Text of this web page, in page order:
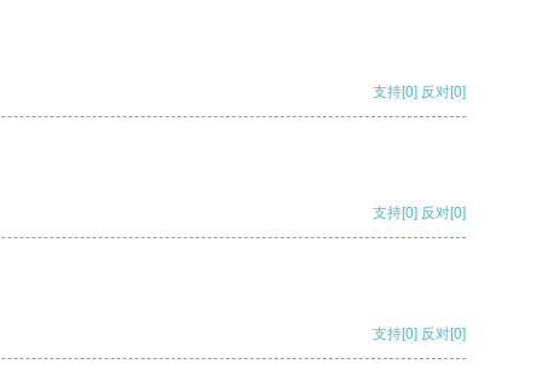
支持[0] 反对[0]
支持[0] 反对[0]
支持[0] 反对[0]